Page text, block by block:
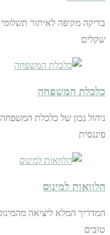
בדיקה מקיפה לאיתור
שקלים
כלכלת המשפחה
ניהול נכון של כלכלת
פיננסית
הלוואות למינוס
המדריך המלא ליציאה
טובים